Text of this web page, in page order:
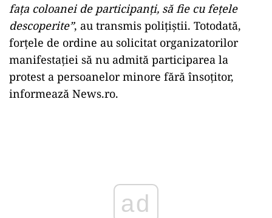
faţa coloanei de participanţi, să fie cu feţele
descoperite”, au transmis poliţiştii. Totodată,
forţele de ordine au solicitat organizatorilor
manifestaţiei să nu admită participarea la
protest a persoanelor minore fără însoţitor,
informează News.ro.